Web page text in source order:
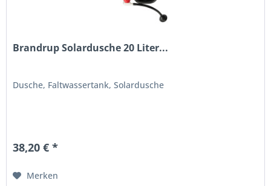
Brandrup Solardusche 20 Liter...
Dusche, Faltwassertank, Solardusche
38,20 € *
Merken